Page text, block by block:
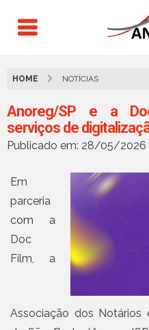
HOME NOTÍCIAS
Anoreg/SP e a
serviços de
Publicado em: 28/05/2026
Em
parceria
com a
Doc
Film, a
Associação dos Notários